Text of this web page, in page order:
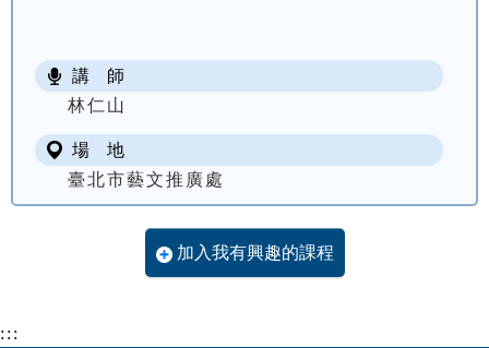
講 師
林仁山
場 地
臺北市藝文推廣處
加入我有興趣的課程
:::